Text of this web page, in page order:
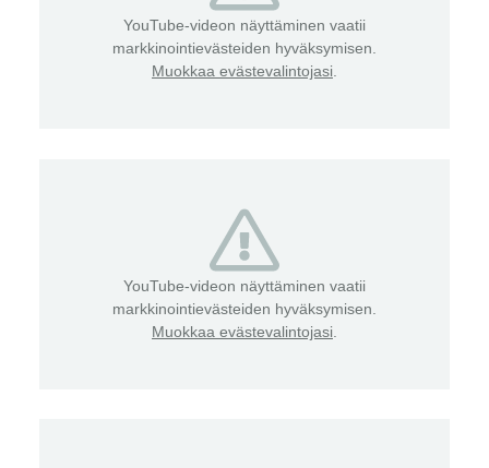
YouTube-videon näyttäminen vaatii
markkinointievästeiden hyväksymisen.
Muokkaa evästevalintojasi
YouTube-videon näyttäminen vaatii
markkinointievästeiden hyväksymisen.
Muokkaa evästevalintojasi